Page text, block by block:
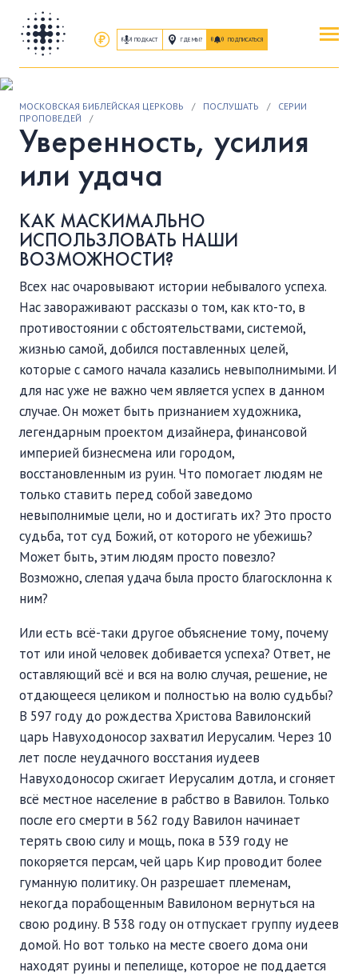
ПОДКАСТ ГДЕ МЫ? ПОДПИСАТЬСЯ
ОБ ИИСУСЕ ХРИСТЕ
ПОСЕТИТЬ
КАК ПРОЕХАТЬ
ПРИСОЕДИНИТЬСЯ
ЗАНЯТИЯ |ГРУППЫ| СЛУЖЕНИЯ
ПОСЛУШАТЬ
ЗАПИСИ БОГОСЛУЖЕНИЙ
ПОДДЕРЖАТЬ
ВРЕМЯ|ДЕНЬГИ
МОСКОВСКАЯ БИБЛЕЙСКАЯ ЦЕРКОВЬ / ПОСЛУШАТЬ /
СЕРИИ
ПРОПОВЕДЕЙ
/
Уверенность, усилия
или удача
КАК МАСКИМАЛЬНО
ИСПОЛЬЗЛОВАТЬ НАШИ
ВОЗМОЖНОСТИ?
Всех нас очаровывают истории небывалого успеха.
Нас завораживают рассказы о том, как кто-то, в
противостоянии с обстоятельствами, системой,
жизнью самой, добился поставленных целей,
которые с самого начала казались невыполнимыми. И
для нас уже не важно чем является успех в данном
случае. Он может быть признанием художника,
легендарным проектом дизайнера, финансовой
империей бизнесмена или городом,
восстановленным из руин. Что помогает людям не
только ставить перед собой заведомо
невыполнимые цели, но и достигать их? Это просто
судьба, тот суд Божий, от которого не убежишь?
Может быть, этим людям просто повезло?
Возможно, слепая удача была просто благосклонна к
ним?
Или есть всё-таки другое объяснение тому, почему
тот или иной человек добивается успеха? Ответ, не
оставляющий всё и вся на волю случая, решение, не
отдающееся целиком и полностью на волю судьбы?
В 597 году до рождества Христова Вавилонский
царь Навуходоносор захватил Иерусалим. Через 10
лет после неудачного восстания иудеев
Навуходоносор сжигает Иерусалим дотла, и сгоняет
всё местное население в рабство в Вавилон. Только
после его смерти в 562 году Вавилон начинает
терять свою силу и мощь, пока в 539 году не
покоряется персам, чей царь Кир проводит более
гуманную политику. Он разрешает племенам,
некогда порабощенным Вавилоном вернуться на
свою родину. В 538 году он отпускает группу иудеев
домой. Но вот только на месте своего дома они
находят руины и пепелище, которое не поддается